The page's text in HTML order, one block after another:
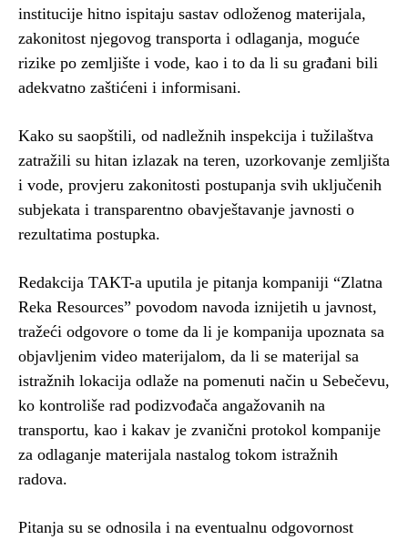
institucije hitno ispitaju sastav odloženog materijala,
zakonitost njegovog transporta i odlaganja, moguće
rizike po zemljište i vode, kao i to da li su građani bili
adekvatno zaštićeni i informisani.
Kako su saopštili, od nadležnih inspekcija i tužilaštva
zatražili su hitan izlazak na teren, uzorkovanje zemljišta
i vode, provjeru zakonitosti postupanja svih uključenih
subjekata i transparentno obavještavanje javnosti o
rezultatima postupka.
Redakcija TAKT-a uputila je pitanja kompaniji “Zlatna
Reka Resources” povodom navoda iznijetih u javnost,
tražeći odgovore o tome da li je kompanija upoznata sa
objavljenim video materijalom, da li se materijal sa
istražnih lokacija odlaže na pomenuti način u Sebečevu,
ko kontroliše rad podizvođača angažovanih na
transportu, kao i kakav je zvanični protokol kompanije
za odlaganje materijala nastalog tokom istražnih
radova.
Pitanja su se odnosila i na eventualnu odgovornost